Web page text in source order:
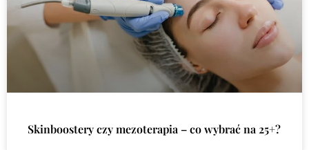
Skinboostery czy mezoterapia – co wybrać na 25+?